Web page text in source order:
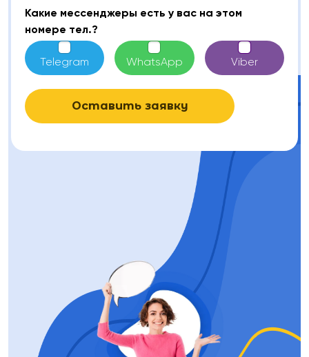
Какие мессенджеры есть у вас на этом
номере тел.?
Telegram WhatsApp Viber
Оставить заявку